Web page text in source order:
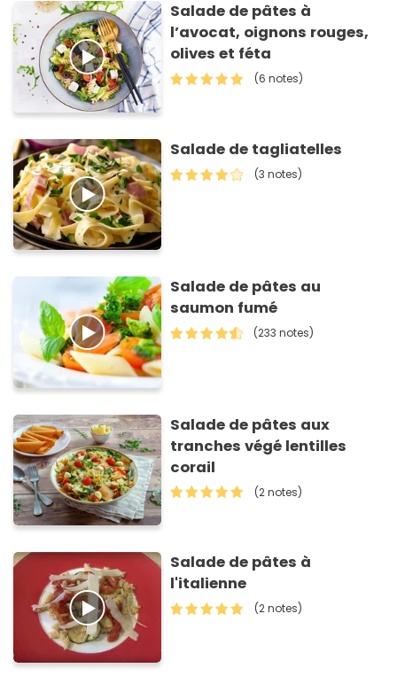
Salade de pâtes à
l’avocat, oignons rouges,
olives et féta
(6 notes)
Salade de tagliatelles
(3 notes)
Salade de pâtes au
saumon fumé
(233 notes)
Salade de pâtes aux
tranches végé lentilles
corail
(2 notes)
Salade de pâtes à
l'italienne
(2 notes)